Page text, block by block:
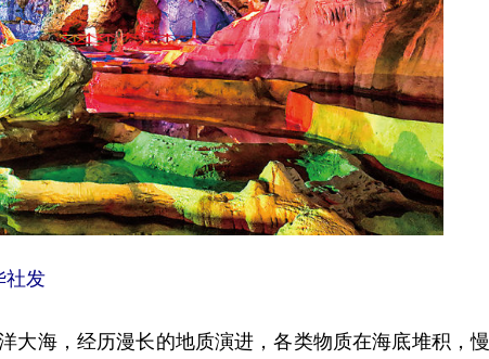
社发
海，经历漫长的地质演进，各类物质在海底堆积，慢